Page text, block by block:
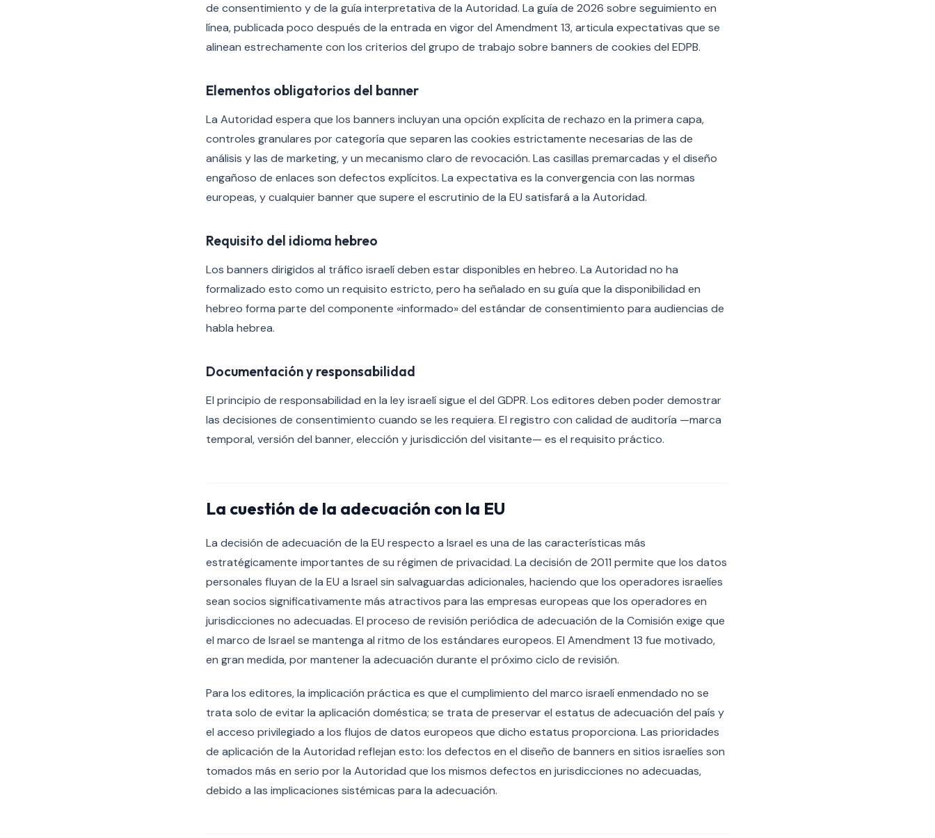
de consentimiento y de la guía interpretativa de la Autoridad. La guía de 2026 sobre seguimiento en
línea, publicada poco después de la entrada en vigor del Amendment 13, articula expectativas que se
alinean estrechamente con los criterios del grupo de trabajo sobre banners de cookies del EDPB.
Elementos obligatorios del banner
La Autoridad espera que los banners incluyan una opción explícita de rechazo en la primera capa,
controles granulares por categoría que separen las cookies estrictamente necesarias de las de
análisis y las de marketing, y un mecanismo claro de revocación. Las casillas premarcadas y el diseño
engañoso de enlaces son defectos explícitos. La expectativa es la convergencia con las normas
europeas, y cualquier banner que supere el escrutinio de la EU satisfará a la Autoridad.
Requisito del idioma hebreo
Los banners dirigidos al tráfico israelí deben estar disponibles en hebreo. La Autoridad no ha
formalizado esto como un requisito estricto, pero ha señalado en su guía que la disponibilidad en
hebreo forma parte del componente «informado» del estándar de consentimiento para audiencias de
habla hebrea.
Documentación y responsabilidad
El principio de responsabilidad en la ley israelí sigue el del GDPR. Los editores deben poder demostrar
las decisiones de consentimiento cuando se les requiera. El registro con calidad de auditoría —marca
temporal, versión del banner, elección y jurisdicción del visitante— es el requisito práctico.
La cuestión de la adecuación con la EU
La decisión de adecuación de la EU respecto a Israel es una de las características más
estratégicamente importantes de su régimen de privacidad. La decisión de 2011 permite que los datos
personales fluyan de la EU a Israel sin salvaguardas adicionales, haciendo que los operadores israelíes
sean socios significativamente más atractivos para las empresas europeas que los operadores en
jurisdicciones no adecuadas. El proceso de revisión periódica de adecuación de la Comisión exige que
el marco de Israel se mantenga al ritmo de los estándares europeos. El Amendment 13 fue motivado,
en gran medida, por mantener la adecuación durante el próximo ciclo de revisión.
Para los editores, la implicación práctica es que el cumplimiento del marco israelí enmendado no se
trata solo de evitar la aplicación doméstica; se trata de preservar el estatus de adecuación del país y
el acceso privilegiado a los flujos de datos europeos que dicho estatus proporciona. Las prioridades
de aplicación de la Autoridad reflejan esto: los defectos en el diseño de banners en sitios israelíes son
tomados más en serio por la Autoridad que los mismos defectos en jurisdicciones no adecuadas,
debido a las implicaciones sistémicas para la adecuación.